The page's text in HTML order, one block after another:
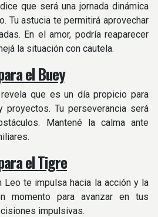
que será una jornada dinámica
Tu astucia te permitirá aprovechar
En el amor, podría reaparecer
la situación con cautela.
el Buey
que es un día propicio para
proyectos. Tu perseverancia será
Mantené la calma ante
el Tigre
Leo te impulsa hacia la acción y la
momento para avanzar en tus
impulsivas.